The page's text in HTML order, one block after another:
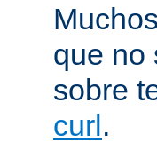
que no
sobre
curl.